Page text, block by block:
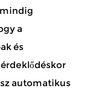
a
és
automatikus